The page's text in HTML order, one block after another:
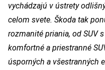
vychádzajú v ústrety
celom svete. Škoda tak
rozmanité priania, od SUV
komfortné a priestranné
úsporných a všestranných